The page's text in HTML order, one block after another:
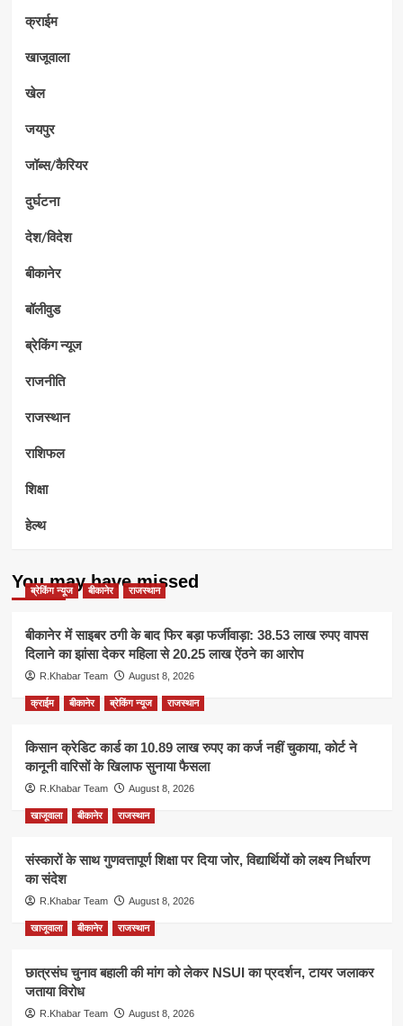
क्राईम
खाजूवाला
खेल
जयपुर
जॉब्स/कैरियर
दुर्घटना
देश/विदेश
बीकानेर
बॉलीवुड
ब्रेकिंग न्यूज
राजनीति
राजस्थान
राशिफल
शिक्षा
हेल्थ
You may have missed
ब्रेकिंग न्यूज बीकानेर राजस्थान
बीकानेर में साइबर ठगी के बाद फिर बड़ा फर्जीवाड़ा: 38.53 लाख रुपए वापस
दिलाने का झांसा देकर महिला से 20.25 लाख ऐंठने का आरोप
R.Khabar Team August 8, 2026
क्राईम बीकानेर ब्रेकिंग न्यूज राजस्थान
किसान क्रेडिट कार्ड का 10.89 लाख रुपए का कर्ज नहीं चुकाया, कोर्ट ने
कानूनी वारिसों के खिलाफ सुनाया फैसला
R.Khabar Team August 8, 2026
खाजूवाला बीकानेर राजस्थान
संस्कारों के साथ गुणवत्तापूर्ण शिक्षा पर दिया जोर, विद्यार्थियों को लक्ष्य निर्धारण
का संदेश
R.Khabar Team August 8, 2026
खाजूवाला बीकानेर राजस्थान
छात्रसंघ चुनाव बहाली की मांग को लेकर NSUI का प्रदर्शन, टायर जलाकर
जताया विरोध
R.Khabar Team August 8, 2026